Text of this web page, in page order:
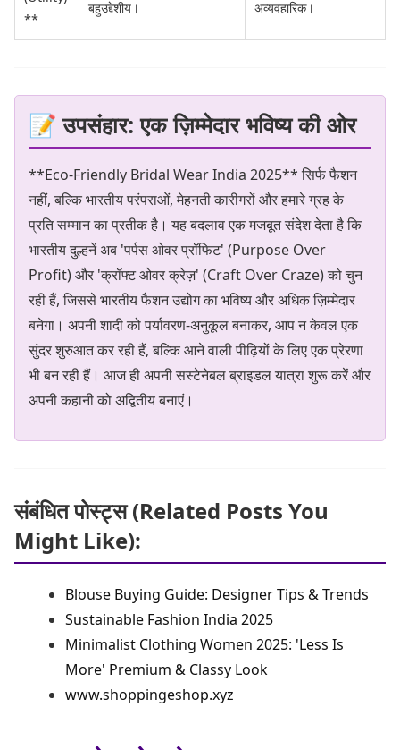
**
बहुउद्देशीय। अव्यवहारिक।
📝 उपसंहार: एक ज़िम्मेदार भविष्य की ओर
**Eco-Friendly Bridal Wear India 2025** सिर्फ फैशन
नहीं, बल्कि भारतीय परंपराओं, मेहनती कारीगरों और हमारे ग्रह के
प्रति सम्मान का प्रतीक है। यह बदलाव एक मजबूत संदेश देता है कि
भारतीय दुल्हनें अब 'पर्पस ओवर प्रॉफिट' (Purpose Over
Profit) और 'क्रॉफ्ट ओवर क्रेज़' (Craft Over Craze) को चुन
रही हैं, जिससे भारतीय फैशन उद्योग का भविष्य और अधिक ज़िम्मेदार
बनेगा। अपनी शादी को पर्यावरण-अनुकूल बनाकर, आप न केवल एक
सुंदर शुरुआत कर रही हैं, बल्कि आने वाली पीढ़ियों के लिए एक प्रेरणा
भी बन रही हैं। आज ही अपनी सस्टेनेबल ब्राइडल यात्रा शुरू करें और
अपनी कहानी को अद्वितीय बनाएं।
संबंधित पोस्ट्स (Related Posts You
Might Like):
Blouse Buying Guide: Designer Tips & Trends
Sustainable Fashion India 2025
Minimalist Clothing Women 2025: 'Less Is
More' Premium & Classy Look
www.shoppingeshop.xyz